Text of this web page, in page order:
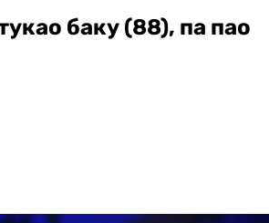
баку (88), па пао